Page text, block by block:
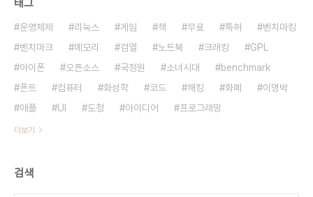
태그
운영체제 리눅스 게임 책 무료 특허
벤치마킹
벤치마크
메모리 검열 노트북 크래킹
GPL
아이폰
오픈소스 국정원 소녀시대
benchmark
폰트
컴퓨터 화성학 코드 해킹 화폐
이명박
애플
UI 도청 아이디어 프로그래밍
더보기
검색